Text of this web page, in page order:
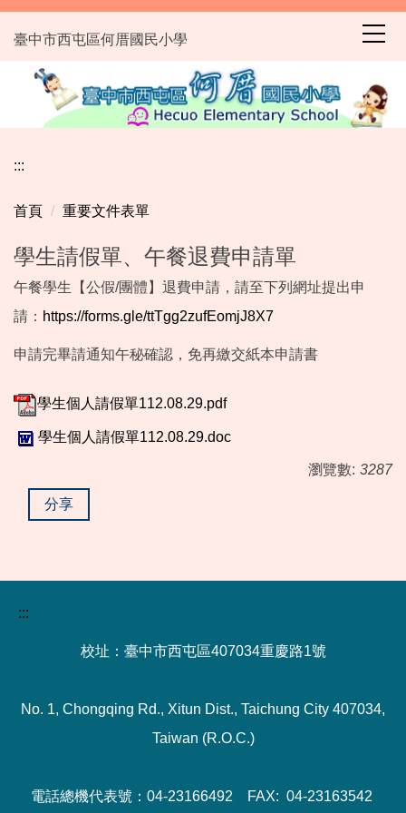
跳
到
主
臺中市西屯區何厝國民小學
:::
首頁 重要文件表單
學生請假單、午餐退費申請單
午餐學生【公假/團體】退費申請，請至下列網址提出申
請： https://forms.gle/ttTgg2zufEomjJ8X7
申請完畢請通知午秘確認，免再繳交紙本申請書
學生個人請假單112.08.29.pdf
學生個人請假單112.08.29.doc
瀏覽數: 3287
分享
:::
校址：臺中市西屯區407034重慶路1號
No. 1, Chongqing Rd., Xitun Dist., Taichung City 407034,
Taiwan (R.O.C.)
電話總機代表號：04-23166492 FAX: 04-23163542